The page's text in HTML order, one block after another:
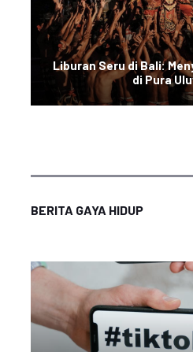
Liburan Seru di Bali:
di Pura
BERITA GAYA HIDUP